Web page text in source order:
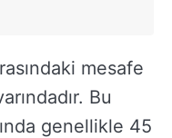
mesafe
Bu
genellikle 45